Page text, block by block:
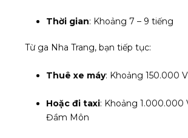
Thời gian: Khoảng 7 – 9 tiếng
Từ ga Nha Trang, bạn tiếp tục:
Thuê xe máy: Khoảng 150.000
Hoặc đi taxi: Khoảng 1.000.000
Đầm Môn